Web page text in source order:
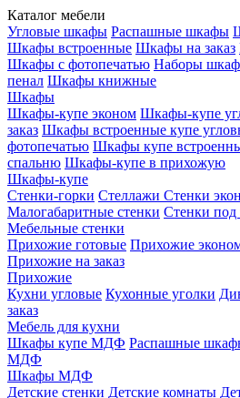
Каталог мебели
Угловые шкафы Распашные шкафы
Шкафы встроенные Шкафы на заказ
Шкафы с фотопечатью Наборы
пенал Шкафы книжные
Шкафы
Шкафы-купе эконом Шкафы-купе
заказ Шкафы встроенные купе
фотопечатью Шкафы купе
спальню Шкафы-купе в прихожую
Шкафы-купе
Стенки-горки Стеллажи Стенки
Малогабаритные стенки Стенки под
Мебельные стенки
Прихожие готовые Прихожие
Прихожие на заказ
Прихожие
Кухни угловые Кухонные уголки
заказ
Мебель для кухни
Шкафы купе МДФ Распашные
МДФ
Шкафы МДФ
Детские стенки Детские комнаты